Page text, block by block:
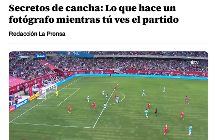
Secretos de cancha: Lo que hace un
fotógrafo mientras tú ves el partido
Redacción La Prensa